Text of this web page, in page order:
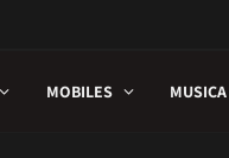
MOBILES MUSICA